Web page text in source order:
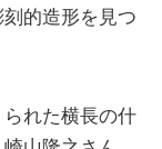
的造形を見つ
れた横長の什